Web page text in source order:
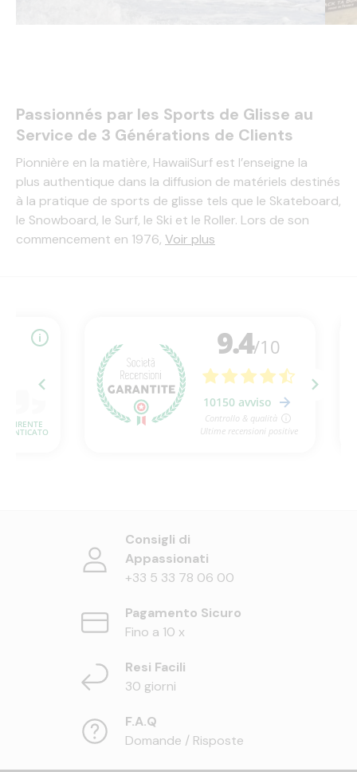
Passionnés par les Sports de Glisse au
Service de 3 Générations de Clients
Pionnière en la matière, HawaiiSurf est l’enseigne la
plus authentique dans la diffusion de matériels destinés
à la pratique de sports de glisse tels que le Skateboard,
le Snowboard, le Surf, le Ski et le Roller. Lors de son
commencement en 1976, Voir plus
Consigli di
Appassionati
+33 5 33 78 06 00
Pagamento Sicuro
Fino a 10 x
Resi Facili
30 giorni
F.A.Q
Domande / Risposte